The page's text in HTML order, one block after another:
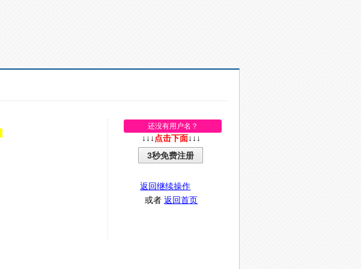
还没有用户名？
↓↓↓ 点击下面 ↓↓↓
3秒免费注册
返回继续操作
或者返回首页